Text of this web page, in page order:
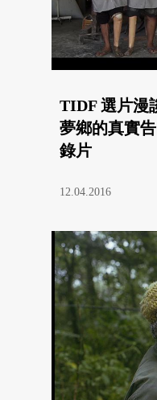
TIDF 選片漫
夢鄉的真實
錄片
12.04.2016